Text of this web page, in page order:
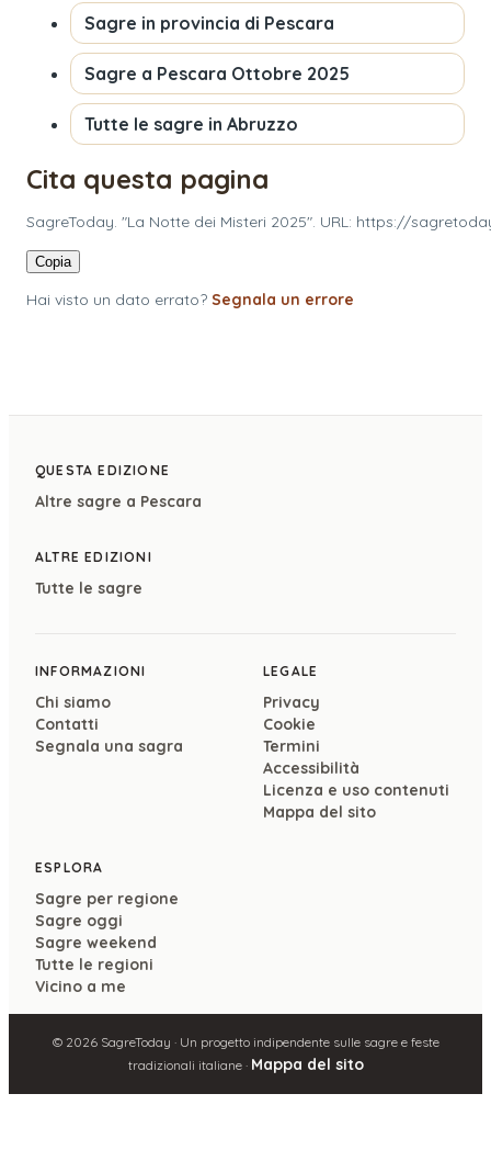
Sagre in provincia di Pescara
Sagre a Pescara Ottobre 2025
Tutte le sagre in Abruzzo
Cita questa pagina
SagreToday. "La Notte dei Misteri 2025". URL: https://
Copia
Hai visto un dato errato? Segnala un errore
QUESTA EDIZIONE
Altre sagre a Pescara
ALTRE EDIZIONI
Tutte le sagre
INFORMAZIONI
Chi siamo
Contatti
Segnala una sagra
LEGALE
Privacy
Cookie
Termini
Accessibilità
Licenza e uso contenuti
Mappa del sito
ESPLORA
Sagre per regione
Sagre oggi
Sagre weekend
Tutte le regioni
Vicino a me
© 2026SagreToday · Un progetto indipendente sulle sagre e feste
tradizionali italiane · Mappa del sito